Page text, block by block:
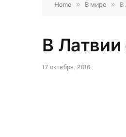
Home » В мире » В
В
17 октября, 2016